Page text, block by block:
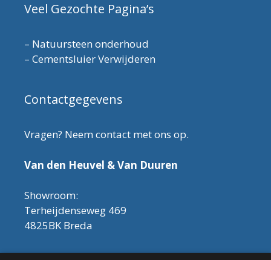
Veel Gezochte Pagina’s
– Natuursteen onderhoud
– Cementsluier Verwijderen
Contactgegevens
Vragen? Neem contact met ons op.
Van den Heuvel & Van Duuren
Showroom:
Terheijdenseweg 469
4825BK Breda
Let op! Onderhoudsproducten zijn nu af te